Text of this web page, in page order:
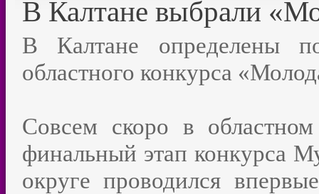
В Калтане выбрали
В Калтане определены
областного конкурса
Совсем скоро в
финальный этап конкурса
округе проводился